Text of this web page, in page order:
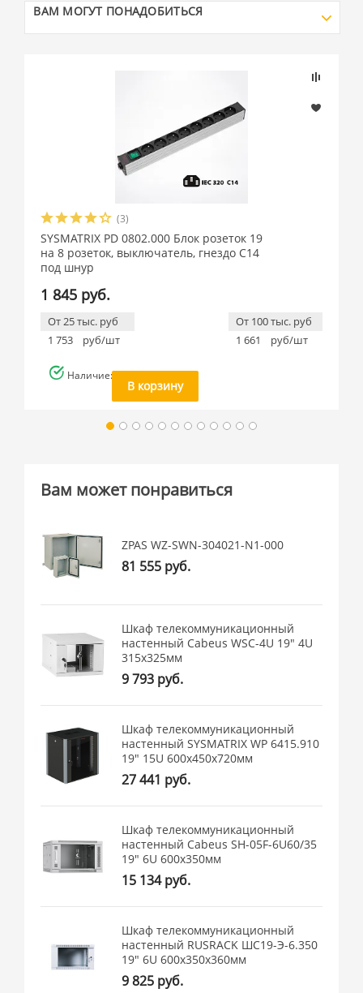
ВАМ МОГУТ ПОНАДОБИТЬСЯ
(3)
SYSMATRIX PD 0802.000 Блок розеток 19
на 8 розеток, выключатель, гнездо C14
под шнур
1 845 руб.
От 25 тыс. руб
1 753
руб/шт
От 100 тыс. руб
1 661
руб/шт
Наличие: много
В корзину
Вам может понравиться
ZPAS WZ-SWN-304021-N1-000
81 555 руб.
Шкаф телекоммуникационный
настенный Cabeus WSC-4U 19" 4U
315x325мм
9 793 руб.
Шкаф телекоммуникационный
настенный SYSMATRIX WP 6415.910
19" 15U 600x450x720мм
27 441 руб.
Шкаф телекоммуникационный
настенный Cabeus SH-05F-6U60/35
19" 6U 600x350мм
15 134 руб.
Шкаф телекоммуникационный
настенный RUSRACK ШС19-Э-6.350
19" 6U 600x350x360мм
9 825 руб.